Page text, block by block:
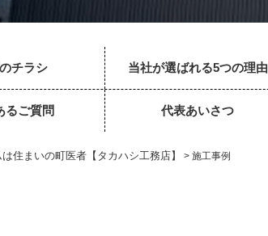
チラシ 当社が選ばれる5つの理由
るご質問 代表あいさつ
住まいの町医者【タカハシ工務店】 > 施工事例